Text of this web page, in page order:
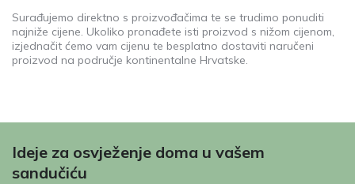
Surađujemo direktno s proizvođačima te se trudimo ponuditi
najniže cijene. Ukoliko pronađete isti proizvod s nižom cijenom,
izjednačit ćemo vam cijenu te besplatno dostaviti naručeni
proizvod na područje kontinentalne Hrvatske.
Ideje za osvježenje doma u vašem
sandučiću